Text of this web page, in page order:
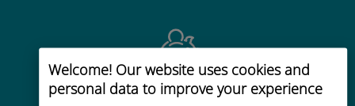
Welcome! Our website uses cookies and
personal data to improve your experience
コストパフォーマンス